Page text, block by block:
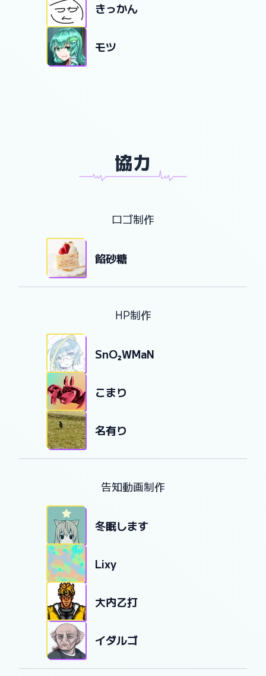
きっかん
モツ
協力
xxxxxxxxxxxxIssyouDemoxxxxxxxxxxxxxxxxxxxxxxxxxxxxxxxxxxxxxxxxxxxxxxYonsyouDemoxxxxxxxxxxxx
ロゴ制作
餡砂糖
HP制作
SnO₂WMaN
こまり
名有り
告知動画制作
冬眠します
Lixy
大内乙打
イダルゴ